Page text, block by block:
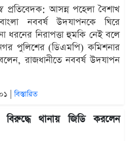
প্রতিবেদক: আসন্ন পহেলা বৈশাখ
নববর্ষ উদযাপনকে ঘিরে
ধরনের নিরাপত্তা হুমকি নেই বলে
পুলিশের (ডিএমপি) কমিশনার
রাজধানীতে নববর্ষ উদযাপন
|বিস্তারিত
বিরুদ্ধে থানায় জিডি করলেন